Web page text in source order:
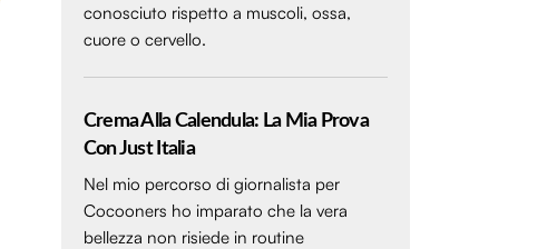
conosciuto rispetto a muscoli, ossa,
cuore o cervello.
Crema Alla Calendula: La Mia Prova
Con Just Italia
Nel mio percorso di giornalista per
Cocooners ho imparato che la vera
bellezza non risiede in routine